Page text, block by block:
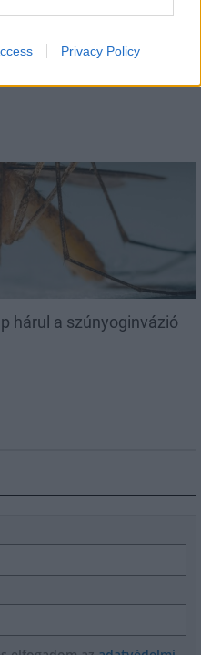
Privacy Policyerősít a
hárul a szúnyoginvázió